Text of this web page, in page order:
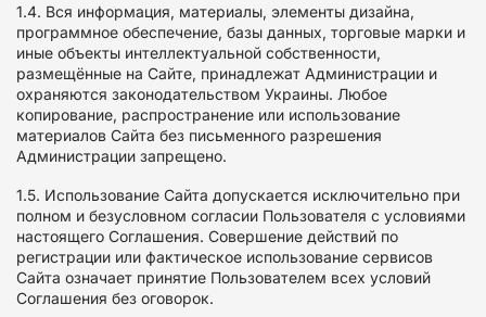
1.4. Вся информация, материалы, элементы дизайна,
программное обеспечение, базы данных, торговые марки и
иные объекты интеллектуальной собственности,
размещённые на Сайте, принадлежат Администрации и
охраняются законодательством Украины. Любое
копирование, распространение или использование
материалов Сайта без письменного разрешения
Администрации запрещено.
1.5. Использование Сайта допускается исключительно при
полном и безусловном согласии Пользователя с условиями
настоящего Соглашения. Совершение действий по
регистрации или фактическое использование сервисов
Сайта означает принятие Пользователем всех условий
Соглашения без оговорок.